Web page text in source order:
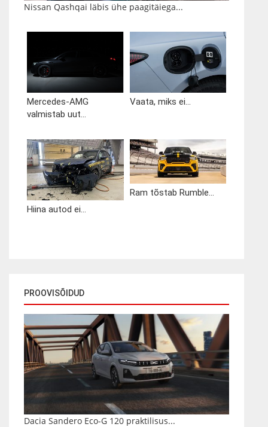
Nissan Qashqai läbis ühe paagitäiega...
Mercedes-AMG
valmistab uut...
Vaata, miks ei...
Hiina autod ei...
Ram tõstab Rumble...
PROOVISÕIDUD
Dacia Sandero Eco-G 120 praktilisus...